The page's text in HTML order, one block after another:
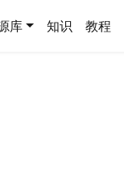
库 知识 教程